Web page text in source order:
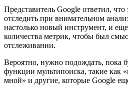
Представитель Google ответил,
отследить при внимательном
настолько новый инструмент, и
количества метрик, чтобы был
отслеживании.
Вероятно, нужно подождать, пока
функции мультипоиска, такие как
мной» и другие, которые Google